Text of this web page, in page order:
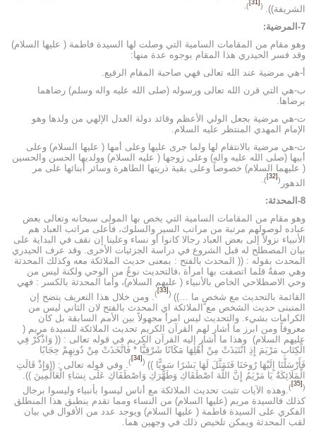
الشريفة)).
(
).
7-المرضية:
وهو مقام من المقامات السامية التي وصلت لها السيدة فاطمة ( عليها السلام)
وقد فسر الحيدري هذا المقام بوجوه عدة منها:
أ-هي مرضية عند الله تعالى فهي صاحبة المقام الرفيع.
ب-هي التي قرن الله تعالى ورسوله (صلى الله عليه واله وسلم) رضاهما
برضاها.
ت-هي مرضية بجعل الولي الأعظم وقائد دولة العدل الإلهي من ولدها وهو
الإمام المهدي المنتظر عليه السلام.
ث-هي مرضية بالانتقام لها ولما جرى عليها وعلى أمها ( عليها السلام) وعلى
أبيها (صلى الله عليه واله) وعلى زوجها ( عليه السلام) وولديها الحسن والحسين
( عليهما السلام) خصوصاً وعلى بقية ذريتها الطاهرة وسائر أبنائها على مر
الدهور (
).
8-المحدثة:
وهو مقام من المقامات السامية التي يخص بها المولى سبحانه وتعالى بعض
عباده لوصولهم مرتبة من مراتب السير والسلوك، فأعلى مراتب العباد هم
الأنبياء نزولاً إلى بعض العباد رجالا كانوا أو نساء وعلينا إن نقف في البداية على
بيان المصطلح له قبل الشروع في دراسة الجزئيات الأخرى. وقد عرف الحيدري
المحدث بقوله : (( المحدث بالفتح : بمعنى حديث الملائكة معه وكذلك المحدثة
وهي صفةُ قلما اتصفت بها امرأة ،فالتحديث نوعُ من الوحي ولكنة ليس من
وحي الاصطلاحي الخاص بالأنبياء ( عليهم السلام)، وأما المحدثة بالكسر : فهي
القائمة بالتحديث مع شخصٍ ما …)) (
)
. ومن خلال هذا التعريف يتضح إن
المتبنى حديث الشخص مع الملائكة اي المحدث بالفتح لان الثاني ليس من
الكرامات بشيء. والتحديث ليس امرأ مجهولاً بين الأمم السابقة بل كان
معروفاً ومن ابرز ما أشار لهم القرآن الكريم تحديث الملائكة للسيدة مريم (
عليهم السلام) وهذا ما أشار إليه القرآن الكريم في قوله تعالى : (( وَاذْكُرْ فِي
الْكِتَابِ مَرْيَمَ إِذِ انْتَبَذَتْ مِنْ أَهْلِهَا مَكَانًا شَرْقِيًّا * فَاتَّخَذَتْ مِنْ دُونِهِمْ حِجَابًا
فَأَرْسَلْنَا إِلَيْهَا رُوحَنَا فَتَمَثَّلَ لَهَا بَشَرًا سَوِيًّا )) (
)
. وفي قوله تعالى : ((وَإِذْ قَالَتِ
الْمَلَائِكَةُ يَا مَرْيَمُ إِنَّ اللَّهَ اصْطَفَاكِ وَطَهَّرَكِ وَاصْطَفَاكِ عَلَى نِسَاءِ الْعَالَمِينَ )).
(
) .وهذه الآيات تثبت تحديث الملائكة مع أناس ليسوا بأنبياء وليسوا برجال
كذلك فالسيدة مريم (عليها السلام) من النساء ومما تقدم ينطبق هذا المنطلق
الفكري على السيدة فاطمة ( عليها السلام) ويوجد عدد من الأقوال في بيان
لقب المحدثة ويمكن تلخيص ذلك في وجهين هما.